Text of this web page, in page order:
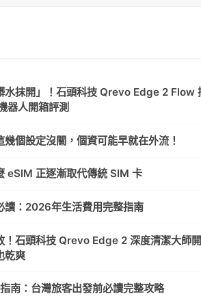
水抹開」！石頭科技 Qrevo Edge 2 Flow
器人開箱評測
個設定沒關，個資可能早就在外流！
eSIM 正逐漸取代傳統 SIM 卡
讀：2026年生活費用完整指南
！石頭科技 Qrevo Edge 2 深度清潔大師
乾爽
南：台灣旅客出發前必讀完整攻略